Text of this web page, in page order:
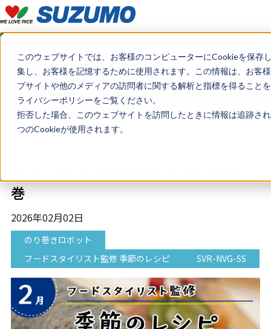
このウェブサイトでは、お客様のコンピューターにCookieを保
集し、お客様を記憶するために使用されます。この情報は、お客
ブサイトや他のメディアの訪問者に関する解析と指標を得ること
ライバシーポリシーをご覧ください。
拒否した場合、このウェブサイトを訪問したときに情報は追跡さ
つのCookieが使用されます。
Column
コラム
トップ コラム
巻
2026年02月02日
のり巻きロボット
フードスタイリスト監修 季節のレシピ
SVR-NVG-SS